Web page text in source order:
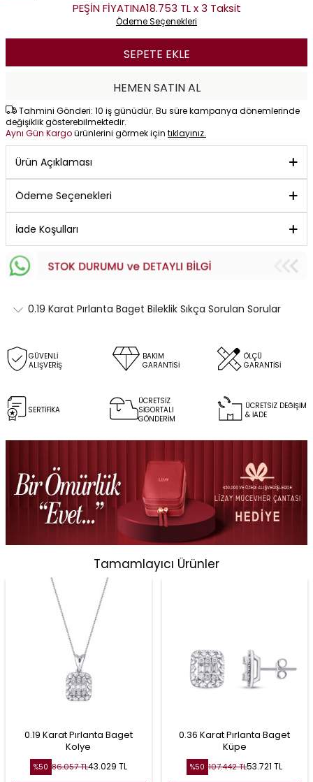
PEŞİN FİYATINA18.753 TL x 3 Taksit
Ödeme Seçenekleri
SEPETE EKLE
HEMEN SATIN AL
Tahmini Gönderi: 10 iş günüdür. Bu süre kampanya dönemlerinde
değişiklik gösterebilmektedir.
Aynı Gün Kargoürünlerini görmek için tıklayınız.
Ürün Açıklaması
Ödeme Seçenekleri
İade Koşulları
0.19 Karat Pırlanta Baget Bileklik Sıkça Sorulan Sorular
GÜVENLİ
ALIŞVERİŞ
BAKIM
GARANTİSİ
ÖLÇÜ
GARANTİSİ
SERTİFİKA
ÜCRETSİZ
SİGORTALI
GÖNDERİM
ÜCRETSİZ DEĞİŞİM
& İADE
Tamamlayıcı Ürünler
0.19 Karat Pırlanta Baget
Kolye
%50 86.057TL43.029 TL
0.36 Karat Pırlanta Baget
Küpe
%50 107.442TL53.721 TL